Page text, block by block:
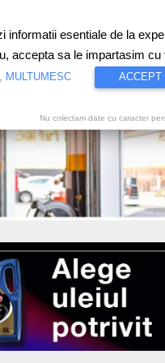
Proiecte speciale
informatii esentiale de la
accepta sa le impartasim cu
MULTUMESC ACCEPT
Nu colectam date cu caracter